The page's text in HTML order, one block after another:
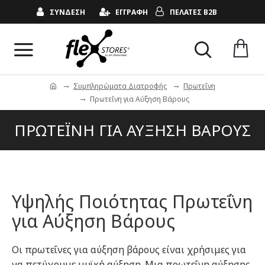
ΣΥΝΔΕΣΗ ΕΓΓΡΑΦΗ ΠΕΛΑΤΕΣ B2B
Συμπληρώματα Διατροφής
Πρωτεΐνη
Πρωτεΐνη για Αύξηση Βάρους
ΠΡΩΤΕΪΝΗ ΓΙΑ ΑΥΞΗΣΗ ΒΑΡΟΥΣ
Υψηλής Ποιότητας Πρωτεΐνη
για Αύξηση Βάρους
Οι πρωτεΐνες για αύξηση βάρους είναι χρήσιμες για